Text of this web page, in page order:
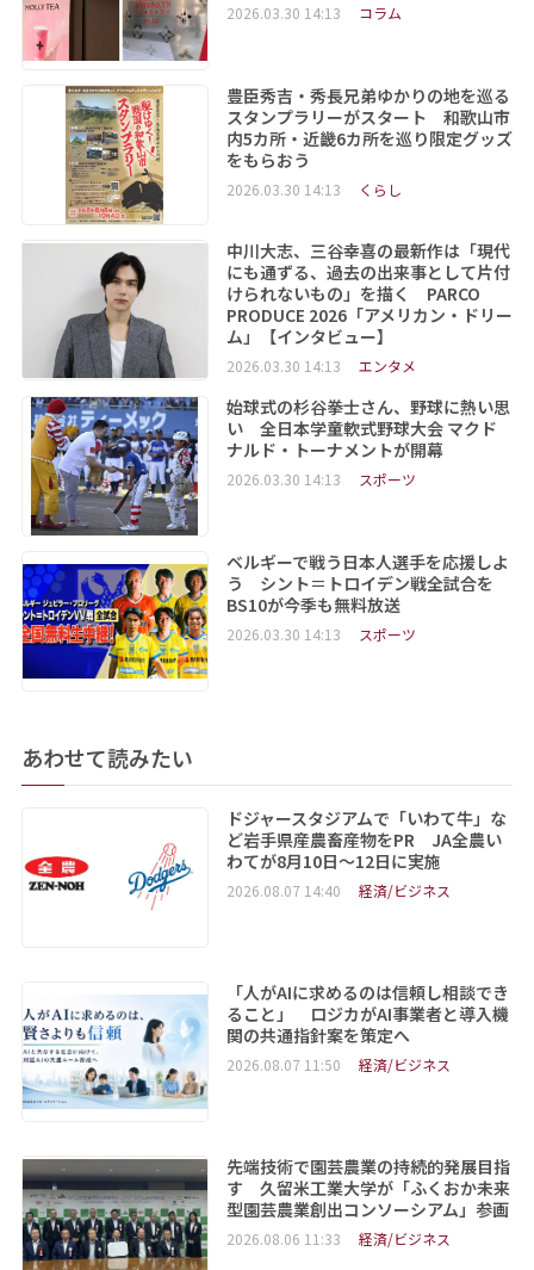
2026.03.30 14:13 コラム
豊臣秀吉・秀長兄弟ゆかりの地を巡る
スタンプラリーがスタート 和歌山市
内5カ所・近畿6カ所を巡り限定グッズ
をもらおう
2026.03.30 14:13 くらし
中川大志、三谷幸喜の最新作は「現代
にも通ずる、過去の出来事として片付
けられないもの」を描く PARCO
PRODUCE 2026「アメリカン・ドリー
ム」【インタビュー】
2026.03.30 14:13 エンタメ
始球式の杉谷拳士さん、野球に熱い思
い 全日本学童軟式野球大会 マクド
ナルド・トーナメントが開幕
2026.03.30 14:13 スポーツ
ベルギーで戦う日本人選手を応援しよ
う シント＝トロイデン戦全試合を
BS10が今季も無料放送
2026.03.30 14:13 スポーツ
あわせて読みたい
ドジャースタジアムで「いわて牛」な
ど岩手県産農畜産物をPR JA全農い
わてが8月10日～12日に実施
2026.08.07 14:40 経済/ビジネス
「人がAIに求めるのは信頼し相談でき
ること」 ロジカがAI事業者と導入機
関の共通指針案を策定へ
2026.08.07 11:50 経済/ビジネス
先端技術で園芸農業の持続的発展目指
す 久留米工業大学が「ふくおか未来
型園芸農業創出コンソーシアム」参画
2026.08.06 11:33 経済/ビジネス